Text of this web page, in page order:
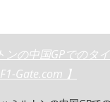
ンの中国GPでのタ
Gate.com 】